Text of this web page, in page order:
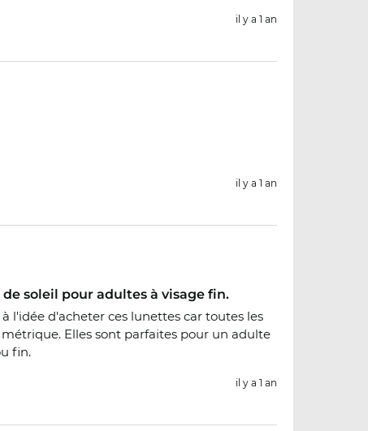
il y a 1 an
il y a 1 an
soleil pour adultes à visage fin.
l'idée d'acheter ces lunettes car toutes les
Elles sont parfaites pour un adulte
fin.
il y a 1 an